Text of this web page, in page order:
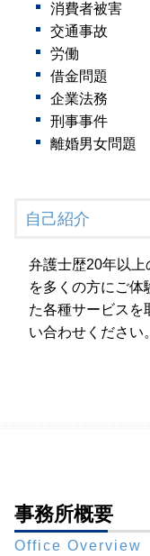
消費者被害
交通事故
労働
借金問題
企業法務
刑事事件
離婚男女問題
自己紹介
弁護士歴20年以上
を多くの方にご体
た各種サービスを
い合わせください。
事務所概要
Office Overview